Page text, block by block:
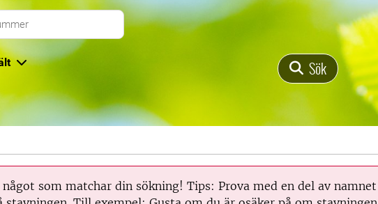
Telefonnummer
Sök
som matchar din sökning! Tips: Prova med en del av namnet